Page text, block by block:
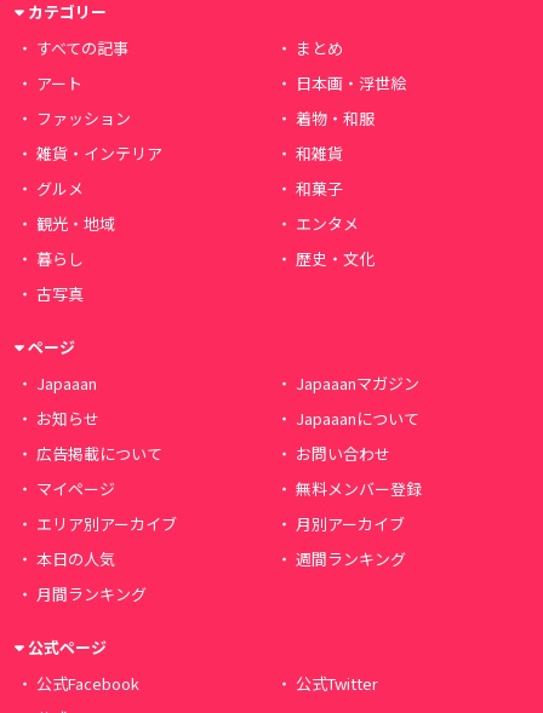
カテゴリー
すべての記事
まとめ
アート
日本画・浮世絵
ファッション
着物・和服
雑貨・インテリア
和雑貨
グルメ
和菓子
観光・地域
エンタメ
暮らし
歴史・文化
古写真
ページ
Japaaan
Japaaanマガジン
お知らせ
Japaaanについて
広告掲載について
お問い合わせ
マイページ
無料メンバー登録
エリア別アーカイブ
月別アーカイブ
本日の人気
週間ランキング
月間ランキング
公式ページ
公式Facebook
公式Twitter